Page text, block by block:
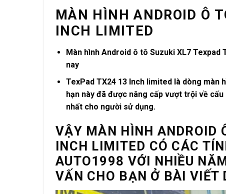
MÀN HÌNH ANDROID Ô
INCH LIMITED
Màn hình Android ô tô Suzuki XL7 Texpad
nay
TexPad TX24 13 Inch limited là dòng màn
hạn này đã được nâng cấp vượt trội về
nhất cho người sử dụng.
VẬY MÀN HÌNH ANDROID
INCH LIMITED CÓ CÁC
AUTO1998 VỚI NHIỀU
VẤN CHO BẠN Ở BÀI VIẾT